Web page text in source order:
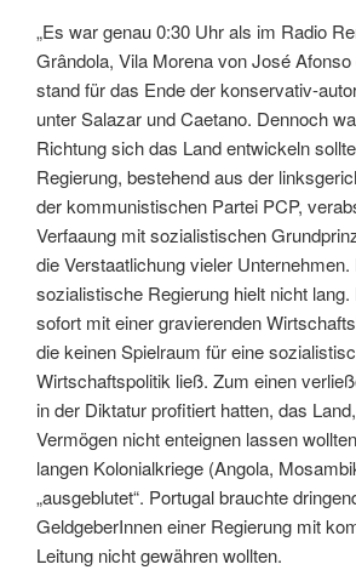
„Es war genau 0:30 Uhr als im Radio
Grândola, Vila Morena von José
stand für das Ende der konservativ-
unter Salazar und Caetano. Dennoch
Richtung sich das Land entwickeln
Regierung, bestehend aus der
der kommunistischen Partei PCP,
Verfaaung mit sozialistischen
die Verstaatlichung vieler Unternehmen.
sozialistische Regierung hielt nicht
sofort mit einer gravierenden
die keinen Spielraum für eine
Wirtschaftspolitik ließ. Zum einen
in der Diktatur profitiert hatten, das
Vermögen nicht enteignen lassen
langen Kolonialkriege (Angola,
„ausgeblutet“. Portugal brauchte
GeldgeberInnen einer Regierung mit
Leitung nicht gewähren wollten.